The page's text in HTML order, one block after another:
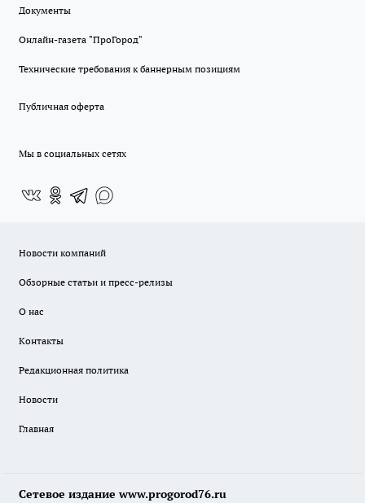
Документы
Онлайн-газета "ПроГород"
Технические требования к баннерным позициям
Публичная оферта
Мы в социальных сетях
Новости компаний
Обзорные статьи и пресс-релизы
О нас
Контакты
Редакционная политика
Новости
Главная
Сетевое издание www.progorod76.ru